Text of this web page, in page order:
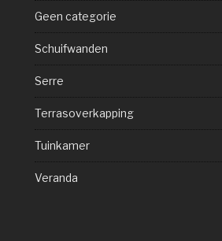
Geen categorie
Schuifwanden
Serre
Terrasoverkapping
Tuinkamer
Veranda